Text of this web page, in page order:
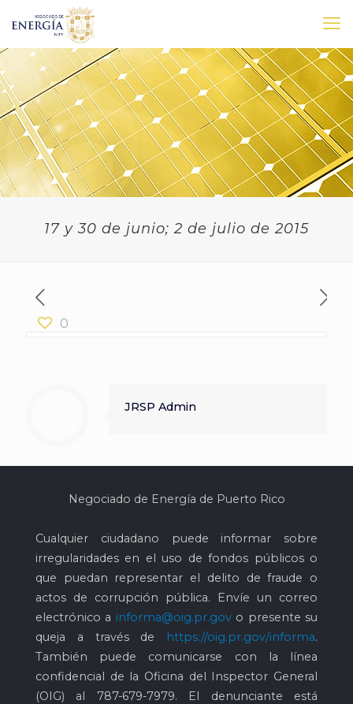
17 y 30 de junio; 2 de julio de 2015
0
JRSP Admin
Negociado de Energía de Puerto Rico
Cualquier ciudadano puede informar sobre
irregularidades en el uso de fondos públicos o
que puedan representar el delito de fraude o
actos de corrupción pública. Envíe un correo
electrónico a informa@oig.pr.govo presente su
queja a través de
https://oig.pr.gov/informa.
También puede comunicarse con la línea
confidencial de la Oficina del Inspector General
(OIG) al 787-679-7979. El denunciante está